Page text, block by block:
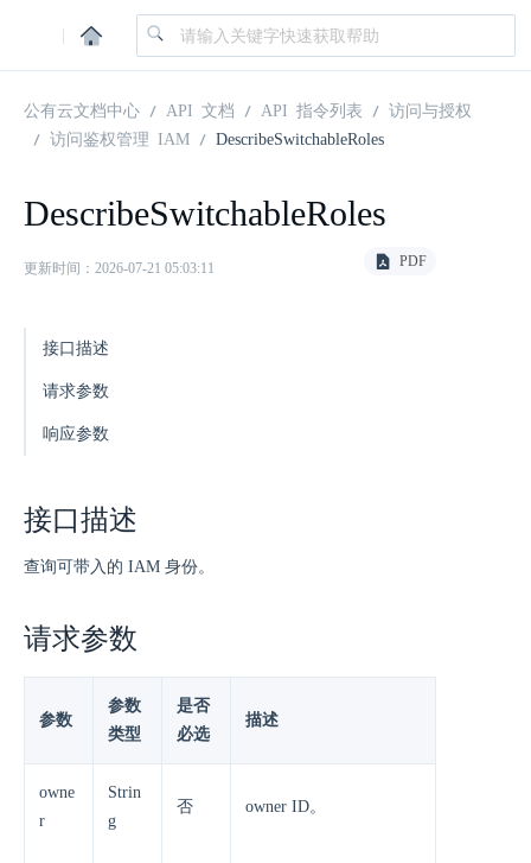
|
公有云文档中心 API 文档 API 指令列表
访问与授权
访问鉴权管理 IAM
DescribeSwitchableRoles
DescribeSwitchableRoles
更新时间：2026-07-21 05:03:11 PDF
接口描述
请求参数
响应参数
接口描述
查询可带入的 IAM 身份。
请求参数
参数
参数
类型
是否
必选
描述
owne
r
Strin
g
否 owner ID。